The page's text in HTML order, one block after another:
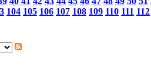
104 105 106 107 108 109 110 111 112